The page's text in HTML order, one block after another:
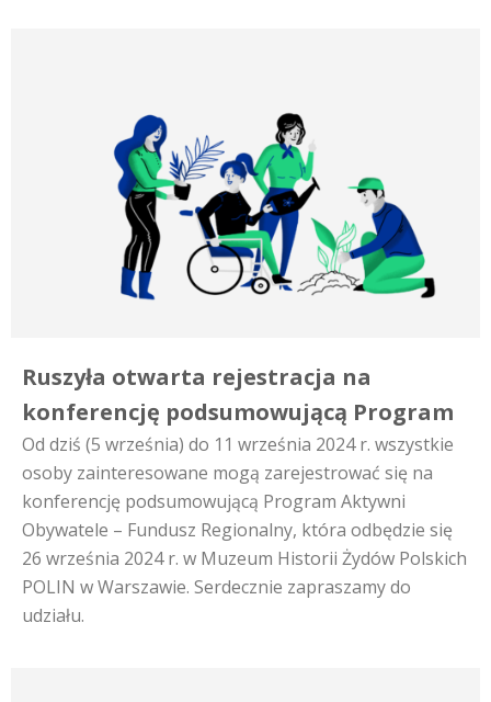
Ruszyła otwarta rejestracja na
konferencję podsumowującą Program
Od dziś (5 września) do 11 września 2024 r. wszystkie
osoby zainteresowane mogą zarejestrować się na
konferencję podsumowującą Program Aktywni
Obywatele – Fundusz Regionalny, która odbędzie się
26 września 2024 r. w Muzeum Historii Żydów Polskich
POLIN w Warszawie. Serdecznie zapraszamy do
udziału.